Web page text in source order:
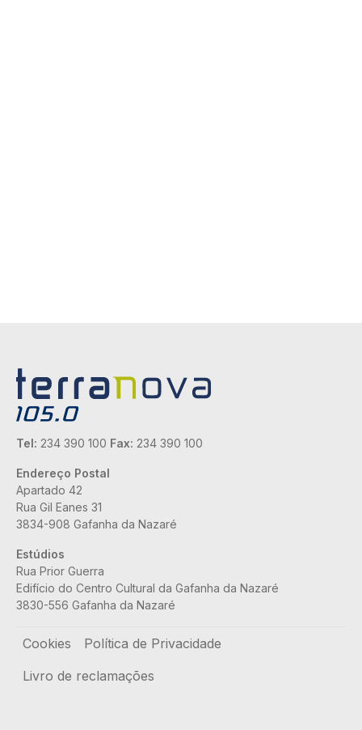
Tel: 234 390 100 Fax: 234 390 100
Endereço Postal
Apartado 42
Rua Gil Eanes 31
3834-908 Gafanha da Nazaré
Estúdios
Rua Prior Guerra
Edifício do Centro Cultural da Gafanha da Nazaré
3830-556 Gafanha da Nazaré
Rodapé
Cookies
Política de Privacidade
Livro de reclamações